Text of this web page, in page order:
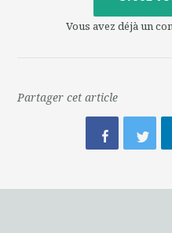
Vous avez déjà un
Partager cet article